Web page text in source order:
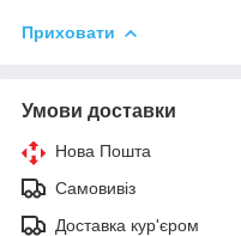
Приховати
Умови доставки
Нова Пошта
Самовивіз
Доставка кур'єром